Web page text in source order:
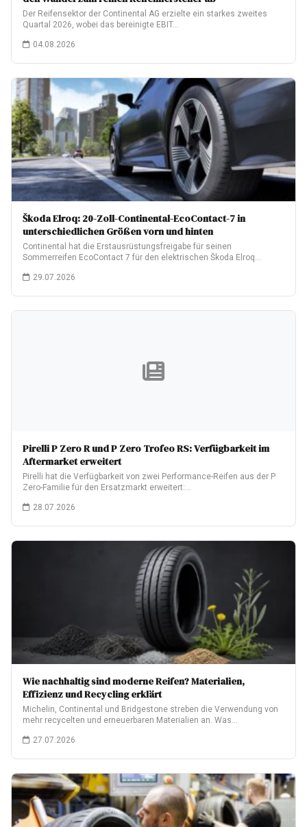
Der Reifensektor der Continental AG erzielte ein starkes zweites
Quartal 2026, wobei das bereinigte EBIT…
04.08.2026
Škoda Elroq: 20-Zoll-Continental-EcoContact-7 in
unterschiedlichen Größen vorn und hinten
Continental hat die Erstausrüstungsfreigabe für seinen
Sommerreifen EcoContact 7 für den elektrischen Škoda Elroq
29.07.2026
Pirelli P Zero R und P Zero Trofeo RS: Verfügbarkeit im
Aftermarket erweitert
Pirelli hat die Verfügbarkeit von zwei Performance-Reifen aus der P
Zero-Familie für den Ersatzmarkt erweitert:…
28.07.2026
Wie nachhaltig sind moderne Reifen? Materialien,
Effizienz und Recycling erklärt
Michelin, Continental und Bridgestone streben die Verwendung von
mehr recycelten und erneuerbaren Materialien an. Was…
27.07.2026